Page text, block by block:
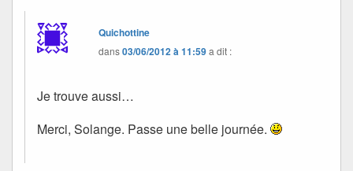
Quichottine
dans03/06/2012 à 11:59a dit :
Je trouve aussi…
Merci, Solange. Passe une belle journée.